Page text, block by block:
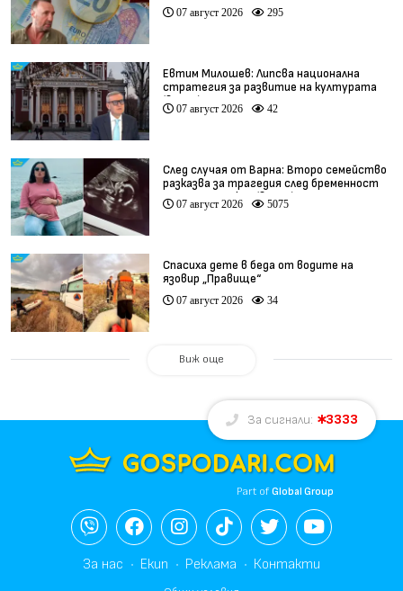
07 август 2026 295
Евтим Милошев: Липсва национална
стратегия за развитие на културата
(видео)
07 август 2026 42
След случая от Варна: Второ семейство
разказва за трагедия след бременност
при същия лекар (видео)
07 август 2026 5075
Спасиха дете в беда от водите на
язовир „Правище“
07 август 2026 34
Виж още
За сигнали: 3333
Part ofGlobal Group
За нас Екип Реклама Контакти